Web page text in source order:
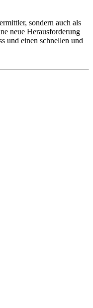
sondern auch als
neue Herausforderung
und einen schnellen und